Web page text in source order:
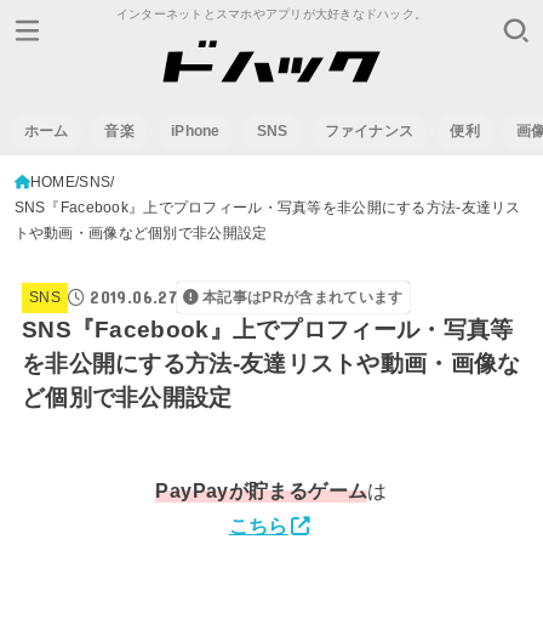
インターネットとスマホやアプリが大好きなドハック。
ホーム 音楽 iPhone SNS ファイナンス 便利 画
HOME SNS
SNS『Facebook』上でプロフィール・写真等を非公開にする方法-友達リス
トや動画・画像など個別で非公開設定
SNS 2019.06.27 本記事はPRが含まれています
SNS『Facebook』上でプロフィール・写真等
を非公開にする方法-友達リストや動画・画像な
ど個別で非公開設定
PayPayが貯まるゲームは
こちら